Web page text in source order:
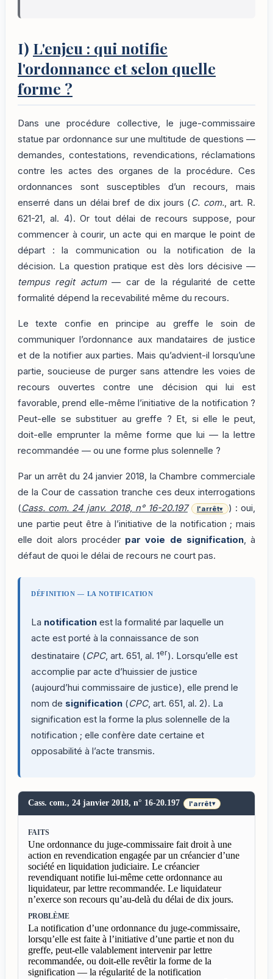
I) L'enjeu : qui notifie
l'ordonnance et selon quelle
forme ?
Dans une procédure collective, le juge-commissaire
statue par ordonnance sur une multitude de questions —
demandes, contestations, revendications, réclamations
contre les actes des organes de la procédure. Ces
ordonnances sont susceptibles d’un recours, mais
enserré dans un délai bref de dix jours (C. com., art. R.
621-21, al. 4). Or tout délai de recours suppose, pour
commencer à courir, un acte qui en marque le point de
départ : la communication ou la notification de la
décision. La question pratique est dès lors décisive —
tempus regit actum— car de la régularité de cette
formalité dépend la recevabilité même du recours.
Le texte confie en principe au greffe le soin de
communiquer l’ordonnance aux mandataires de justice
et de la notifier aux parties. Mais qu’advient-il lorsqu’une
partie, soucieuse de purger sans attendre les voies de
recours ouvertes contre une décision qui lui est
favorable, prend elle-même l’initiative de la notification ?
Peut-elle se substituer au greffe ? Et, si elle le peut,
doit-elle emprunter la même forme que lui — la lettre
recommandée — ou une forme plus solennelle ?
Par un arrêt du 24 janvier 2018, la Chambre commerciale
de la Cour de cassation tranche ces deux interrogations
(Cass. com. 24 janv. 2018, n° 16-20.197 l'arrêt▾
) : oui,
une partie peut être à l’initiative de la notification ; mais
elle doit alors procéder par voie de signification, à
défaut de quoi le délai de recours ne court pas.
DÉFINITION — LA NOTIFICATION
La notification est la formalité par laquelle un
acte est porté à la connaissance de son
destinataire (CPC, art. 651, al. 1er). Lorsqu’elle est
accomplie par acte d’huissier de justice
(aujourd’hui commissaire de justice), elle prend le
nom de signification (CPC, art. 651, al. 2). La
signification est la forme la plus solennelle de la
notification ; elle confère date certaine et
opposabilité à l’acte transmis.
Cass. com., 24 janvier 2018, n° 16-20.197 l'arrêt▾
FAITS
Une ordonnance du juge-commissaire fait droit à une
action en revendication engagée par un créancier d’une
société en liquidation judiciaire. Le créancier
revendiquant notifie lui-même cette ordonnance au
liquidateur, par lettre recommandée. Le liquidateur
n’exerce son recours qu’au-delà du délai de dix jours.
PROBLÈME
La notification d’une ordonnance du juge-commissaire,
lorsqu’elle est faite à l’initiative d’une partie et non du
greffe, peut-elle valablement intervenir par lettre
recommandée, ou doit-elle revêtir la forme de la
signification — la régularité de la notification